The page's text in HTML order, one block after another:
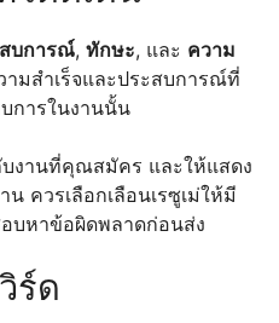
บการณ์, ทักษะ, และ ความ
มสำเร็จและประสบการณ์ที่
การในงานนั้น
งานที่คุณสมัคร และให้แสดง
ควรเลือกเลือนเรซูเม่ให้มี
บหาข้อผิดพลาดก่อนส่ง
ร์ด